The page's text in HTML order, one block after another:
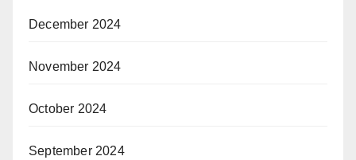
December 2024
November 2024
October 2024
September 2024